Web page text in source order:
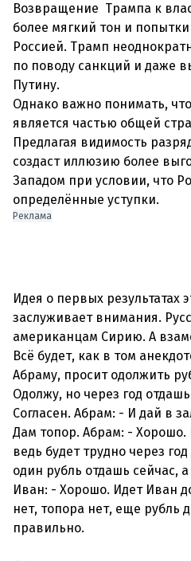
Возвращение Трампа к
более мягкий тон и
Россией. Трамп
по поводу санкций и даже
Путину.
Однако важно понимать,
является частью общей
Предлагая видимость
создаст иллюзию более
Западом при условии, что
определённые уступки.
Реклама
Идея о первых результатах
заслуживает внимания.
американцам Сирию. А
Всё будет, как в том
Абраму, просит одолжить
Одолжу, но через год
Согласен. Абрам: - И дай в
Дам топор. Абрам: - Хорошо.
ведь будет трудно через
один рубль отдашь сейчас,
Иван: - Хорошо. Идет Иван
нет, топора нет, еще рубль
правильно.